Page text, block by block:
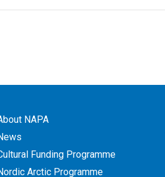
NAPA
Funding Programme
Arctic Programme